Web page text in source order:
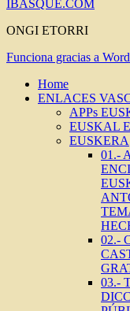
IBASQUE.COM
ONGI ETORRI
Funciona gracias a
Home
ENLACES
APPs
EUSKAL
EUSKERA
01.-
02.-
03.-